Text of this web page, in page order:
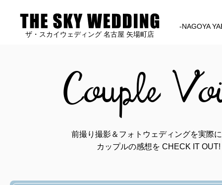
ザ・スカイウェディング 名古屋 矢場町店
-NAGOYA
Couple
前撮り撮影＆フォトウェディングを実際
カップルの感想を CHECK IT OUT!